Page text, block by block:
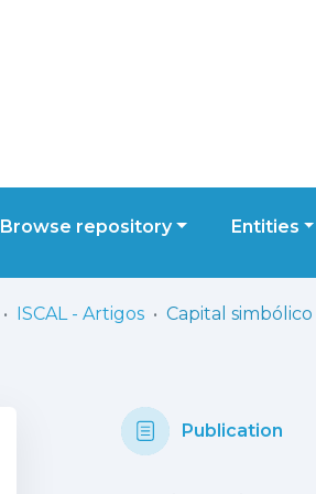
Browse repository Entities
ISCAL - Artigos
Publication